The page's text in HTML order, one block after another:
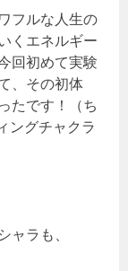
フルな人生の
くエネルギー
回初めて実験
、その初体
たです！（ち
ングチャクラ
ャラも、